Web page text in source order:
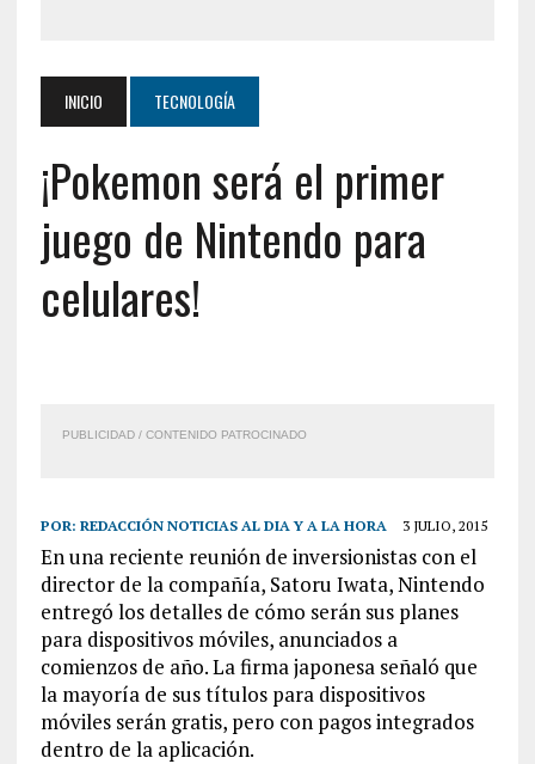
INICIO TECNOLOGÍA
¡Pokemon será el primer
juego de Nintendo para
celulares!
PUBLICIDAD / CONTENIDO PATROCINADO
POR: REDACCIÓN NOTICIAS AL DIA Y A LA HORA 3 JULIO, 2015
En una reciente reunión de inversionistas con el
director de la compañía, Satoru Iwata, Nintendo
entregó los detallesde cómo serán sus planes
para dispositivosmóviles, anunciados a
comienzos de año. La firmajaponesaseñaló que
la mayoría de sus títulos para dispositivos
móviles serán gratis, pero con pagos integrados
dentro de la aplicación.